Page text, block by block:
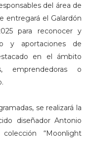
del área de
entregará el Galardón
para reconocer y
y aportaciones de
en el ámbito
emprendedoras o
se realizará la
diseñador Antonio
“Moonlight